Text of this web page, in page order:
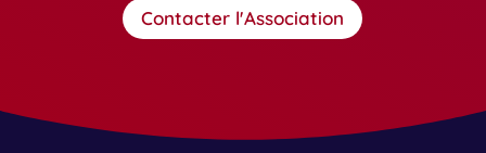
Contacter l'Association